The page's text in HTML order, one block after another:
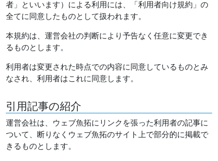
者」といいます）による利用には、「利用者向け規約」の
全てに同意したものとして扱われます。
本規約は、運営会社の判断により予告なく任意に変更でき
るものとします。
利用者は変更された時点での内容に同意しているものとみ
なされ、利用者はこれに同意します。
引用記事の紹介
運営会社は、ウェブ魚拓にリンクを張った利用者の記事に
ついて、断りなくウェブ魚拓のサイト上で部分的に掲載で
きるものとします。